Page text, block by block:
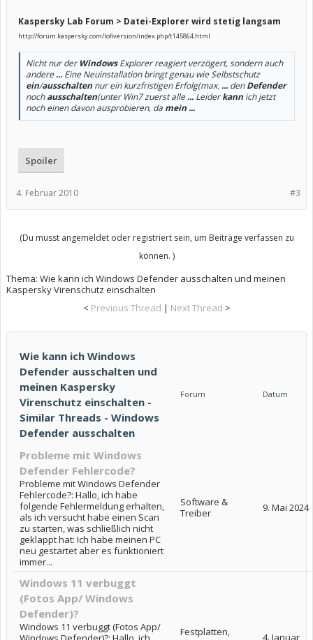
Kaspersky Lab Forum > Datei-Explorer wird stetig langsam
http://forum.kaspersky.com/lofiversion/index.php/t145864.html
Nicht nur derWindowsExplorer reagiert verzögert, sondern auch
andere... Eine Neuinstallation bringt genau wie Selbstschutz
ein/ausschalten nur ein kurzfristigen Erfolg(max. ... denDefender
nochausschalten(unter Win7 zuerst alle... Leiderkann ich jetzt
noch einen davon ausprobieren, da mein ...
Spoiler
#3
4. Februar 2010
(Du musst angemeldet oder registriert sein, um Beiträge verfassen zu
können. )
Thema: Wie kann ich Windows Defender ausschalten und meinen
Kaspersky Virenschutz einschalten
< Previous Thread | Next Thread >
Wie kann ich Windows
Defender ausschalten und
meinen Kaspersky
Virenschutz einschalten -
Similar Threads - Windows
Defender ausschalten
Forum Datum
Probleme mit Windows
Defender Fehlercode?
Probleme mit Windows Defender
Fehlercode?: Hallo, ich habe
folgende Fehlermeldung erhalten,
als ich versucht habe einen Scan
zu starten, was schließlich nicht
geklappt hat: Ich habe meinen PC
neu gestartet aber es funktioniert
immer...
Software &
Treiber
9. Mai 2024
Windows 11 verbuggt
(Fotos App/ Windows
Defender)?
Windows 11 verbuggt (Fotos App/
Festplatten,
4. Januar